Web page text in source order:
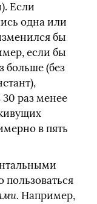
Если
одна или
бы
если бы
больше (без
раз менее
в пять
. Например,